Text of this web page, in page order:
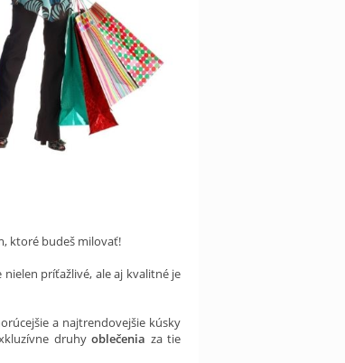
ktoré budeš milovať!
nielen príťažlivé, ale aj kvalitné je
a najtrendovejšie kúsky
druhyoblečenia za tie